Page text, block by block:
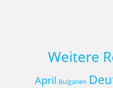
Weitere
April Bulgarien